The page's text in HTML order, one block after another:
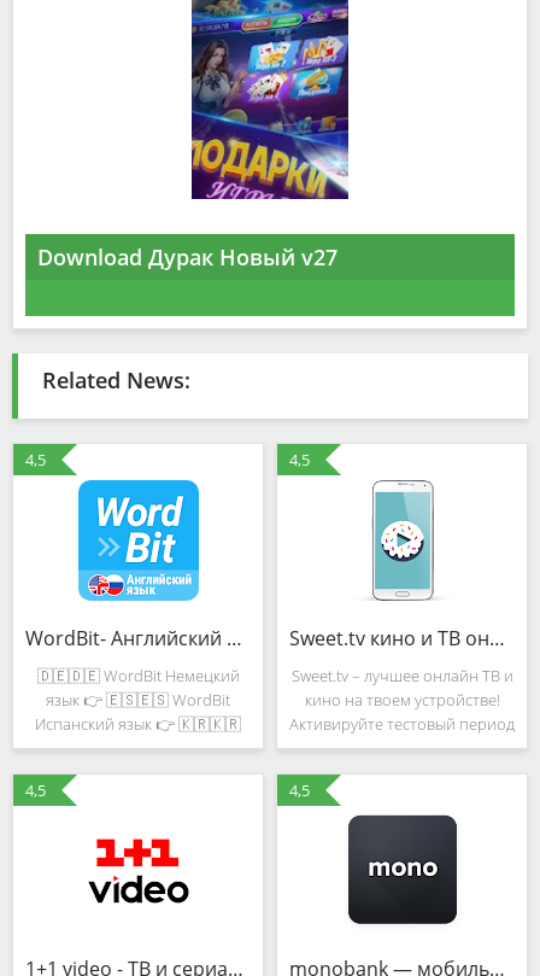
Download Дурак Новый v27
Related News:
4,5
WordBit- Английский язык (на блокировке экрана)
🇩🇪🇩🇪 WordBit Немецкий
язык 👉 🇪🇸🇪🇸 WordBit
Испанский язык 👉 🇰🇷🇰🇷
WordBit Корейский язык 👉
⭐Всегда было лень учить
слова, и даже если скачала
равно посещала его редко, но
в этом
4,5
Sweet.tv кино и ТВ онлайн на смартфоне и планшете
Sweet.tv – лучшее онлайн ТВ и
кино на твоем устройстве!
Активируйте тестовый период
и смотрите бесплатно 220
каналов и 5000 фильмов.
Sweet.tv это самые
современные разработки
4,5
1+1 video - ТВ и сериалы
4,5
monobank — мобильный онлайн банк